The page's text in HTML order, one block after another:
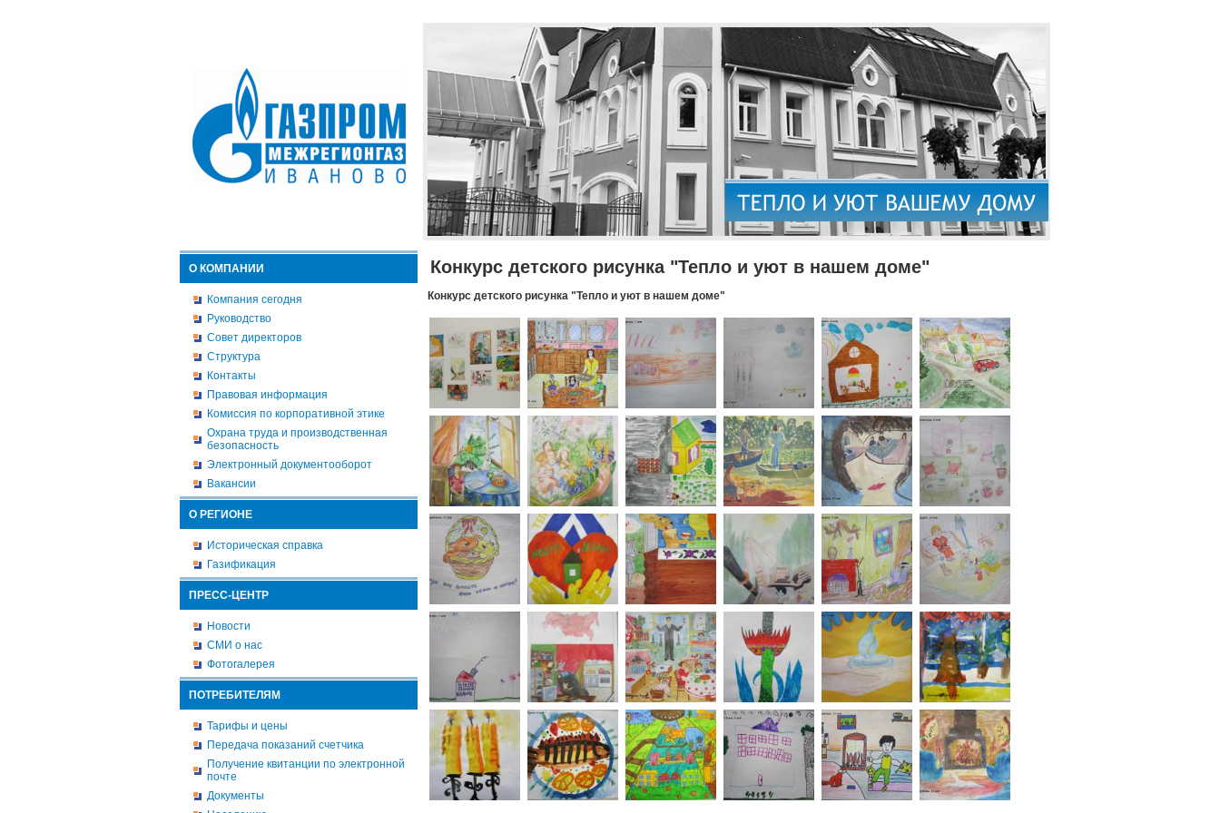
О КОМПАНИИ
Компания сегодня
Руководство
Совет директоров
Структура
Контакты
Правовая информация
Комиссия по корпоративной этике
Охрана труда и производственная
безопасность
Электронный документооборот
Вакансии
О РЕГИОНЕ
Историческая справка
Газификация
ПРЕСС-ЦЕНТР
Новости
СМИ о нас
Фотогалерея
ПОТРЕБИТЕЛЯМ
Тарифы и цены
Передача показаний счетчика
Получение квитанции по электронной
почте
Документы
Конкурс детского рисунка "Тепло и уют в нашем доме"
Конкурс детского рисунка "Тепло и уют в нашем доме"